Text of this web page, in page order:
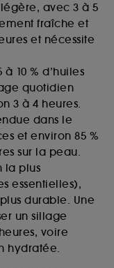
légère, avec 3 à 5
fraîche et
et nécessite
10 % d’huiles
quotidien
3 à 4 heures.
dans le
et environ 85 %
sur la peau.
la plus
essentielles),
durable. Une
un sillage
voire
hydratée.